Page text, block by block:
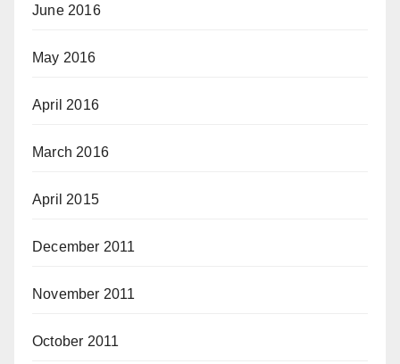
June 2016
May 2016
April 2016
March 2016
April 2015
December 2011
November 2011
October 2011